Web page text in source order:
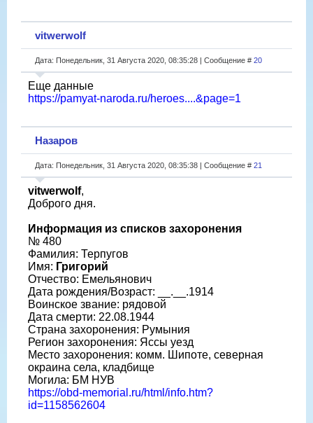
vitwerwolf
Дата: Понедельник, 31 Августа 2020, 08:35:28 | Сообщение # 20
Еще данные
https://pamyat-naroda.ru/heroes....&page=1
Назаров
Дата: Понедельник, 31 Августа 2020, 08:35:38 | Сообщение # 21
vitwerwolf,
Доброго дня.
Информация из списков захоронения
№ 480
Фамилия: Терпугов
Имя: Григорий
Отчество: Емельянович
Дата рождения/Возраст: __.__.1914
Воинское звание: рядовой
Дата смерти: 22.08.1944
Страна захоронения: Румыния
Регион захоронения: Яссы уезд
Место захоронения: комм. Шипоте, северная
окраина села, кладбище
Могила: БМ НУВ
https://obd-memorial.ru/html/info.htm?
id=1158562604